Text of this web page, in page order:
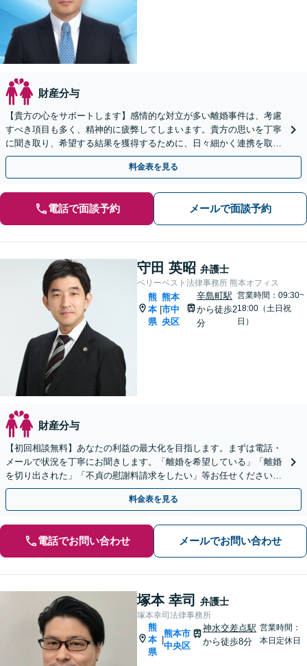
財産分与
【貴方の心をサポートします】感情的な対立が多い離婚事件は、考慮
すべき項目も多く、精神的に疲弊してしまいます。貴方の思いを丁寧
に聞き取り、希望する結果を獲得するために、日々細かく連携を取り
ながら貴方の新生活に向けた第一歩をサポートします。
料金表を見る
電話で面談予約 メールで面談予約
守田 英昭 弁護士
ベリーベスト法律事務所 熊本オフィス
熊
本
県
|
熊本
市中
央区
辛島町駅
から徒歩2
分
営業時間：09:30~
18:00（土日祝
日）
財産分与
【初回相談無料】あなたの利益の最大化を目指します。まずは電話・
メールで状況を丁寧にお聞きします。「離婚を希望している」「離婚
を切り出された」「不貞の慰謝料請求をしたい」等お任せください。
【リーズナブルな料金設定】
料金表を見る
電話でお問い合わせ メールでお問い合わせ
塚本 幸司 弁護士
塚本幸司法律事務所
熊
本
県
熊本市
中央区
神水交差点駅
から徒歩8分
営業時間：
本日定休日